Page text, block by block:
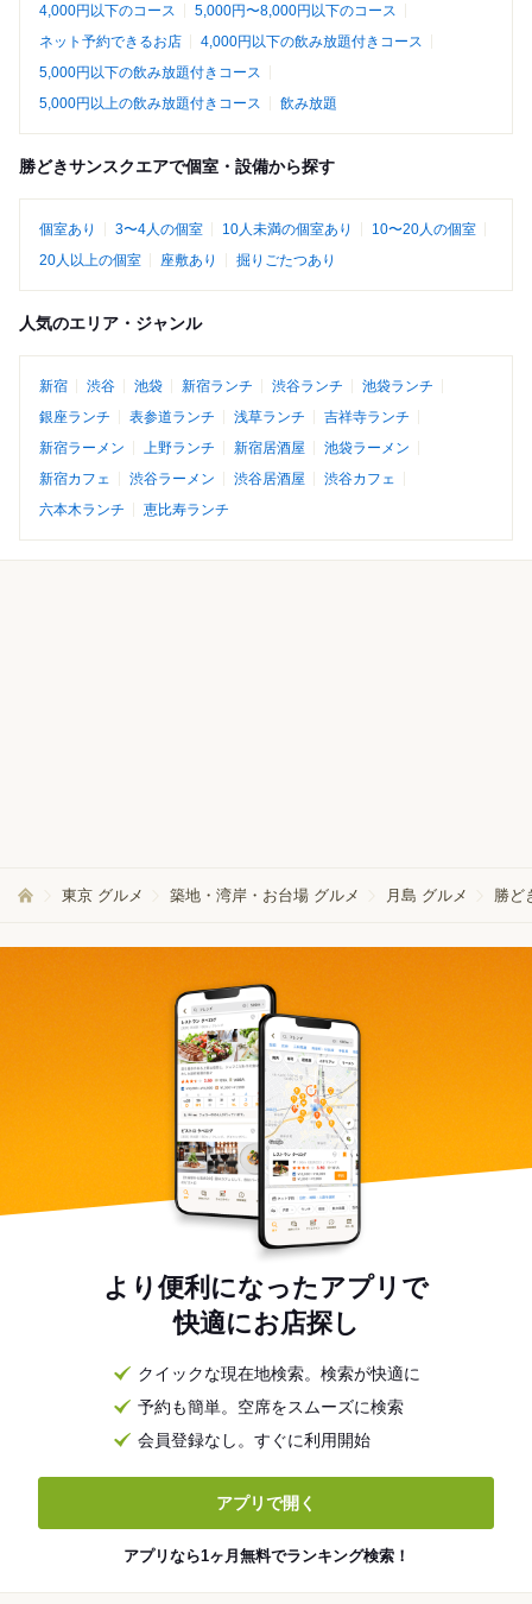
4,000円以下のコース
5,000円〜8,000円以下のコース
ネット予約できるお店
4,000円以下の飲み放題付きコース
5,000円以下の飲み放題付きコース
5,000円以上の飲み放題付きコース
飲み放題
勝どきサンスクエアで個室・設備から探す
個室あり 3〜4人の個室 10人未満の個室あり
10〜20人の個室
20人以上の個室
座敷あり 掘りごたつあり
人気のエリア・ジャンル
新宿 渋谷 池袋 新宿ランチ 渋谷ランチ
池袋ランチ
銀座ランチ
表参道ランチ 浅草ランチ
吉祥寺ランチ
新宿ラーメン
上野ランチ 新宿居酒屋
池袋ラーメン
新宿カフェ
渋谷ラーメン 渋谷居酒屋
渋谷カフェ
六本木ランチ
恵比寿ランチ
東京 グルメ 築地・湾岸・お台場 グルメ 月島 グルメ 勝ど
より便利になったアプリで
快適にお店探し
クイックな現在地検索。検索が快適に
予約も簡単。空席をスムーズに検索
会員登録なし。すぐに利用開始
アプリで開く
アプリなら1ヶ月無料でランキング検索！